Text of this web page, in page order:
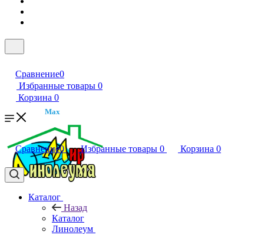
Сравнение0
Избранные товары 0
Корзина 0
Max
Сравнение0 Избранные товары 0 Корзина 0
Каталог
Назад
Каталог
Линолеум